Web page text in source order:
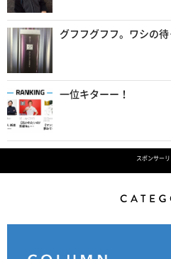
グフフグフフ。ワシの待
一位キターー！
スポンサーリ